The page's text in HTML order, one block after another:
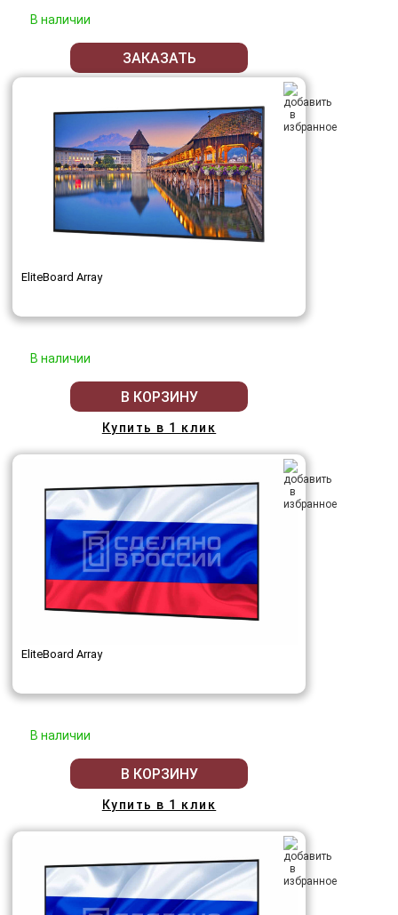
В наличии
ЗАКАЗАТЬ
EliteBoard Array
В наличии
В КОРЗИНУ
Купить в 1 клик
EliteBoard Array
В наличии
В КОРЗИНУ
Купить в 1 клик